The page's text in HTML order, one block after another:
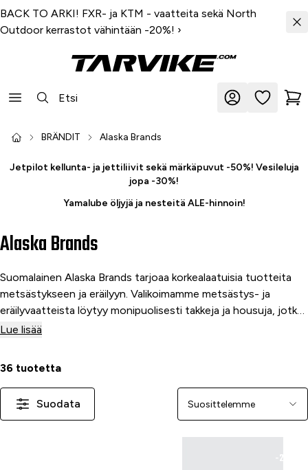
BACK TO ARKI! FXR- ja KTM - vaatteita sekä North
Outdoor kerrastot vähintään -20%! ›
BRÄNDIT Alaska Brands
Jetpilot kellunta- ja jettiliivit sekä märkäpuvut -50%! Vesileluja
jopa -30%!
Yamalube öljyjä ja nesteitä ALE-hinnoin!
Alaska Brands
Suomalainen Alaska Brands tarjoaa korkealaatuisia tuotteita
metsästykseen ja eräilyyn. Valikoimamme metsästys- ja
eräilyvaatteista löytyy monipuolisesti takkeja ja housuja, jotka
ovat lämpimiä sekä vedenpitäviä. Alaska Brands valmistaa
Lue lisää
36 tuotetta
Suodata Järjestä
-21 %